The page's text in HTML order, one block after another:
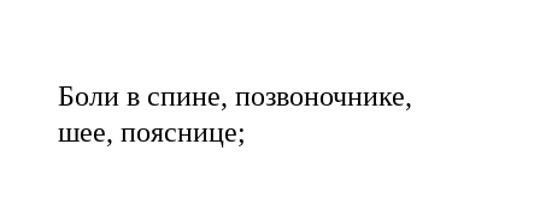
Боли в спине, позвоночнике,
шее, пояснице;